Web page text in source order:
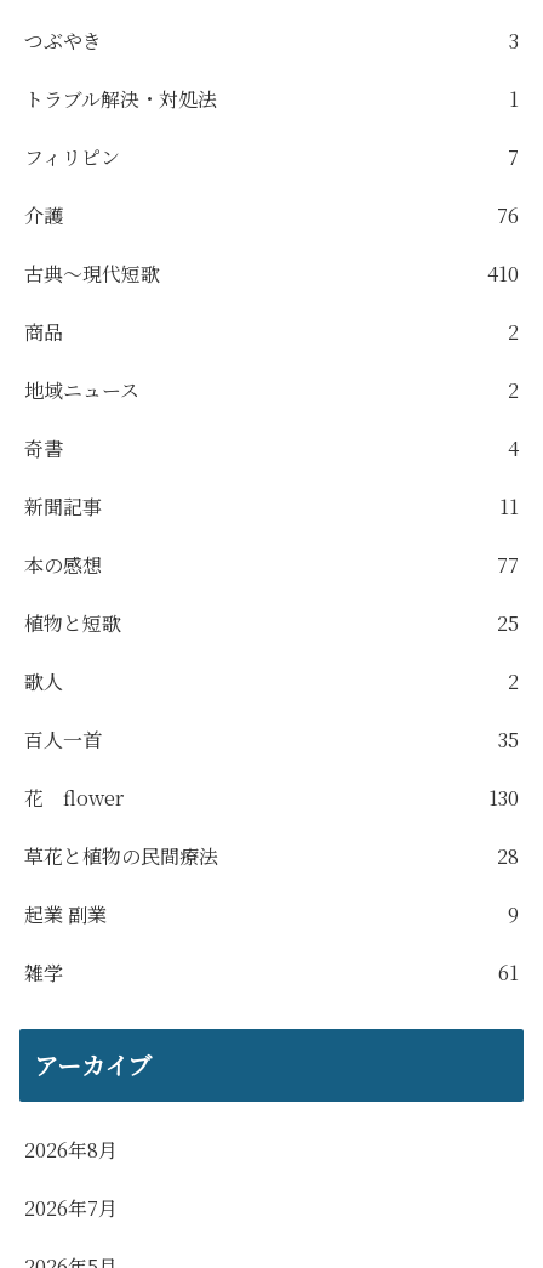
つぶやき 3
トラブル解決・対処法 1
フィリピン 7
介護 76
古典～現代短歌 410
商品 2
地域ニュース 2
奇書 4
新聞記事 11
本の感想 77
植物と短歌 25
歌人 2
百人一首 35
花 flower 130
草花と植物の民間療法 28
起業 副業 9
雑学 61
アーカイブ
2026年8月
2026年7月